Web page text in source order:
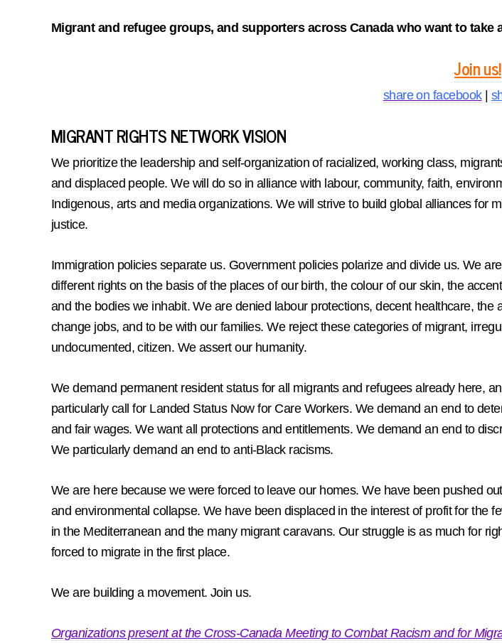
Migrant and refugee groups, and supporters across Canada who want to take
Join us!
share on facebook|
MIGRANT RIGHTS NETWORK VISION
We prioritize the leadership and self-organization of racialized, working class,
and displaced people. We will do so in alliance with labour, community, faith,
Indigenous, arts and media organizations. We will strive to build global alliances for
justice.
Immigration policies separate us. Government policies polarize and divide us. We
different rights on the basis of the places of our birth, the colour of our skin, the
and the bodies we inhabit. We are denied labour protections, decent healthcare, the
change jobs, and to be with our families. We reject these categories of migrant,
undocumented, citizen. We assert our humanity.
We demand permanent resident status for all migrants and refugees already here,
particularly call for Landed Status Now for Care Workers. We demand an end to
and fair wages. We want all protections and entitlements. We demand an end to
We particularly demand an end to anti-Black racisms.
We are here because we were forced to leave our homes. We have been pushed
and environmental collapse. We have been displaced in the interest of profit for the
in the Mediterranean and the many migrant caravans. Our struggle is as much for
forced to migrate in the first place.
We are building a movement. Join us.
Organizations present at the Cross-Canada Meeting to Combat Racism and for